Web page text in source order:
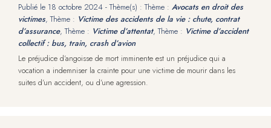
Publié le 18 octobre 2024 - Thème(s) : Thème : Avocats en droit des
victimes, Thème : Victime des accidents de la vie : chute, contrat
d’assurance, Thème : Victime d’attentat, Thème : Victime d’accident
collectif : bus, train, crash d’avion
Le préjudice d’angoisse de mort imminente est un préjudice qui a
vocation a indemniser la crainte pour une victime de mourir dans les
suites d’un accident, ou d’une agression.